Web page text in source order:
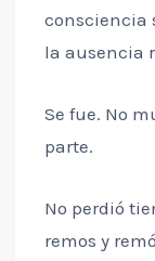
consciencia
la ausencia
Se fue. No
parte.
No perdió
remos y